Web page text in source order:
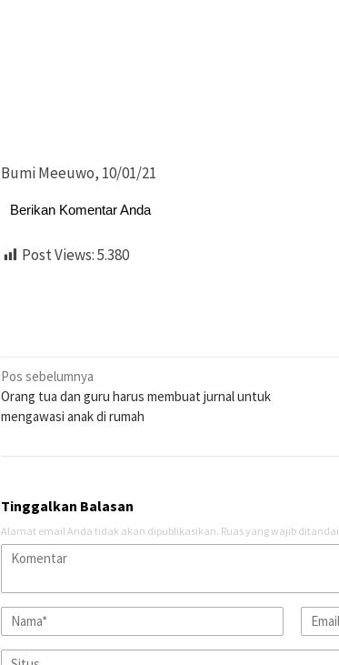
Bumi Meeuwo, 10/01/21
Berikan Komentar Anda
Post Views:5.380
Navigasi
pos
Pos sebelumnya
Orang tua dan guru harus membuat jurnal untuk
mengawasi anak di rumah
Tinggalkan Balasan
Alamat email Anda tidak akan dipublikasikan. Ruas yang wajib ditandai